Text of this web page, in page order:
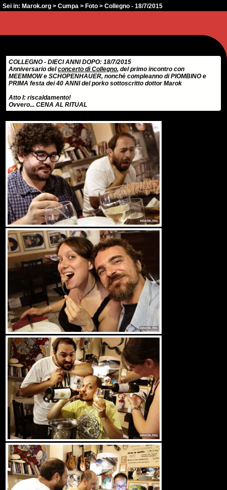
Sei in: Marok.org > Cumpa > Foto > Collegno - 18/7/2015
COLLEGNO - DIECI ANNI DOPO: 18/7/2015
Anniversario delconcerto di Collegno, del primo incontro con
MEEMMOW e SCHOPENHAUER, nonché compleanno di PIOMBINO e
PRIMA festa dei 40 ANNI del porko sottoscritto dottor Marok
Atto I: riscaldamento!
Ovvero... CENA AL RITUAL